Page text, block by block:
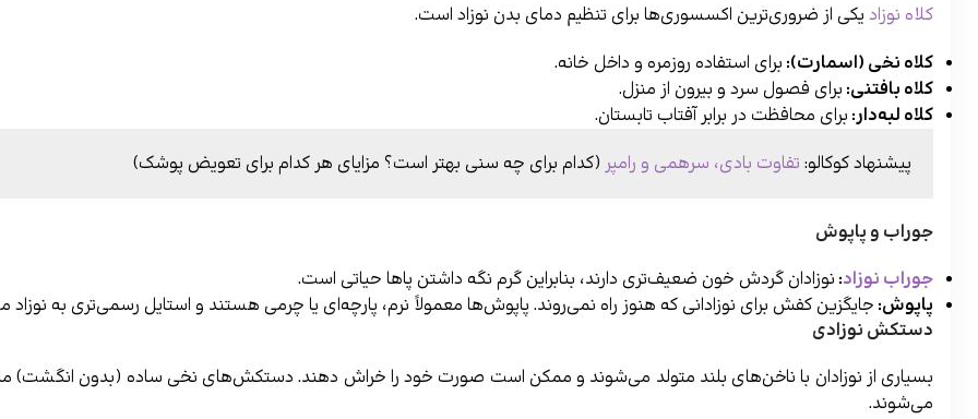
کلاه نوزاد یکی از ضروری‌ترین اکسسوری‌ها برای تنظیم دمای بدن نوزاد است.
کلاه نخی (اسمارت): برای استفاده روزمره و داخل خانه.
کلاه بافتنی: برای فصول سرد و بیرون از منزل.
کلاه لبه‌دار: برای محافظت در برابر آفتاب تابستان.
پیشنهاد کوکالو: تفاوت بادی، سرهمی و رامپر (کدام برای چه سنی بهتر است؟ مزایای هر کدام برای تعویض پوشک)
جوراب و پاپوش
جوراب نوزاد: نوزادان گردش خون ضعیف‌تری دارند، بنابراین گرم نگه داشتن پاها حیاتی است.
پاپوش: جایگزین کفش برای نوزادانی که هنوز راه نمی‌روند. پاپوش‌ها معمولاً نرم، پارچه‌ای یا چرمی هستند و استایل رسمی‌تری به نوزاد
دستکش نوزادی
بسیاری از نوزادان با ناخن‌های بلند متولد می‌شوند و ممکن است صورت خود را خراش دهند. دستکش‌های نخی ساده (بدون انگشت)
می‌شوند.